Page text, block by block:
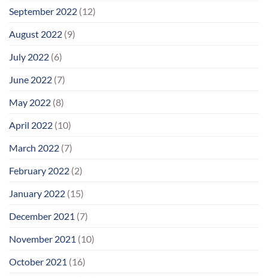
September 2022 (12)
August 2022 (9)
July 2022 (6)
June 2022 (7)
May 2022 (8)
April 2022 (10)
March 2022 (7)
February 2022 (2)
January 2022 (15)
December 2021 (7)
November 2021 (10)
October 2021 (16)